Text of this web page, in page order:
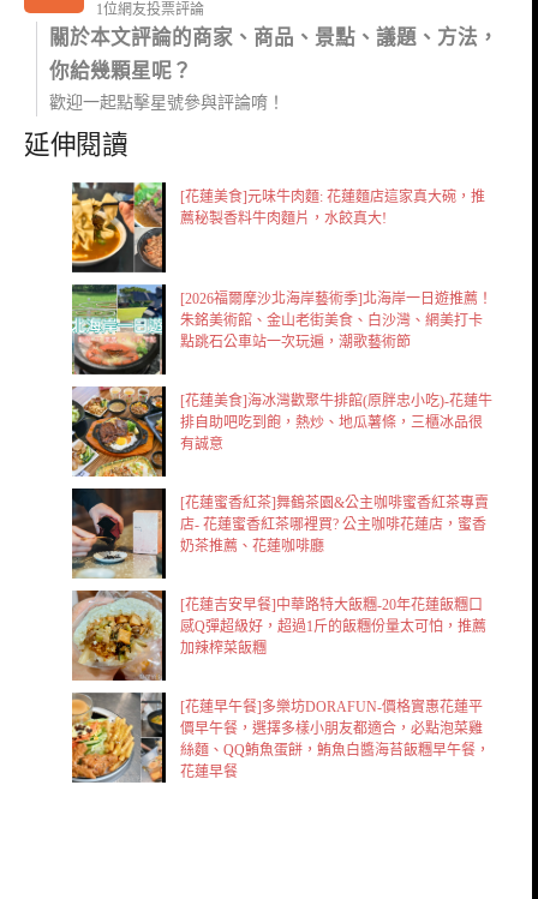
1位網友投票評論
關於本文評論的商家、商品、景點、議題、方法，
你給幾顆星呢？
歡迎一起點擊星號參與評論唷！
延伸閱讀
[花蓮美食]元味牛肉麵: 花蓮麵店這家真大碗，推
薦秘製香料牛肉麵片，水餃真大!
[2026福爾摩沙北海岸藝術季]北海岸一日遊推薦！
朱銘美術館、金山老街美食、白沙灣、網美打卡
點跳石公車站一次玩遍，潮歌藝術節
[花蓮美食]海冰灣歡聚牛排館(原胖忠小吃)-花蓮牛
排自助吧吃到飽，熱炒、地瓜薯條，三櫃冰品很
有誠意
[花蓮蜜香紅茶]舞鶴茶園&公主咖啡蜜香紅茶專賣
店- 花蓮蜜香紅茶哪裡買? 公主咖啡花蓮店，蜜香
奶茶推薦、花蓮咖啡廳
[花蓮吉安早餐]中華路特大飯糰-20年花蓮飯糰口
感Q彈超級好，超過1斤的飯糰份量太可怕，推薦
加辣榨菜飯糰
[花蓮早午餐]多樂坊DORAFUN-價格實惠花蓮平
價早午餐，選擇多樣小朋友都適合，必點泡菜雞
絲麵、QQ鮪魚蛋餅，鮪魚白醬海苔飯糰早午餐，
花蓮早餐